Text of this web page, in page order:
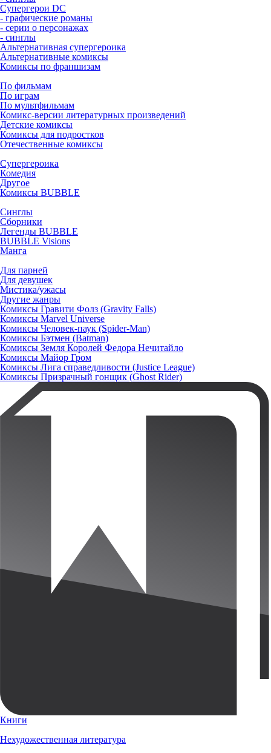
Супергерои DC
- графические романы
- серии о персонажах
- синглы
Альтернативная супергероика
Альтернативные комиксы
Комиксы по франшизам
По фильмам
По играм
По мультфильмам
Комикс-версии литературных произведений
Детские комиксы
Комиксы для подростков
Отечественные комиксы
Супергероика
Комедия
Другое
Комиксы BUBBLE
Синглы
Сборники
Легенды BUBBLE
BUBBLE Visions
Манга
Для парней
Для девушек
Мистика/ужасы
Другие жанры
Комиксы Гравити Фолз (Gravity Falls)
Комиксы Marvel Universe
Комиксы Человек-паук (Spider-Man)
Комиксы Бэтмен (Batman)
Комиксы Земля Королей Федора Нечитайло
Комиксы Майор Гром
Комиксы Лига справедливости (Justice League)
Комиксы Призрачный гонщик (Ghost Rider)
Книги
Нехудожественная литература